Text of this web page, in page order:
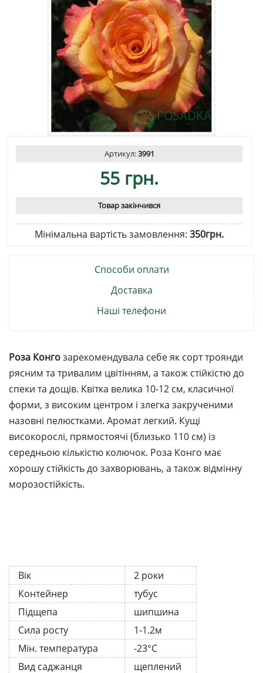
Артикул:3991
55 грн.
Товар закінчився
Мінімальна вартість замовлення: 350грн.
Способи оплати
Доставка
Наші телефони
Роза Конгозарекомендувала себеяк сорт троянди
рясним та тривалим цвітінням, а також стійкістю до
спеки та дощів. Квітка велика 10-12 см, класичної
форми, з високим центром і злегка закрученими
назовні пелюстками. Аромат легкий. Кущі
високорослі, прямостоячі (близько 110 см) із
середньою кількістю колючок. Роза Конго має
хорошу стійкість до захворювань, а також відмінну
морозостійкість.
Вік
2 роки
Контейнер
тубус
Підщепа
шипшина
Сила росту
1-1.2м
Мін. температура
-23°C
Вид саджанця
щеплений